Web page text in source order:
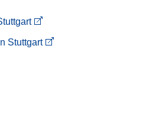
Stuttgart